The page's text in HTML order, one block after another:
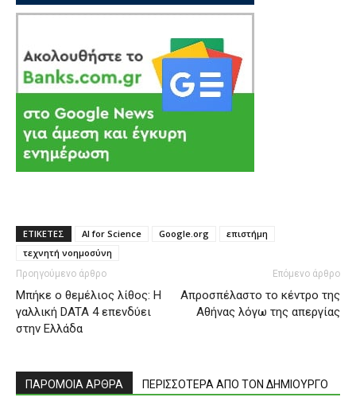
ΕΤΙΚΕΤΕΣ AI for Science Google.org
επιστήμη
τεχνητή νοημοσύνη
Προηγούμενο άρθρο
Μπήκε ο θεμέλιος λίθος: H
γαλλική DATA 4 επενδύει
στην Ελλάδα
Επόμενο άρθρο
Απροσπέλαστο το κέντρο της
Αθήνας λόγω της απεργίας
ΠΑΡΟΜΟΙΑ ΑΡΘΡΑ ΠΕΡΙΣΣΟΤΕΡΑ ΑΠΟ ΤΟΝ ΔΗΜΙΟΥΡΓΟ